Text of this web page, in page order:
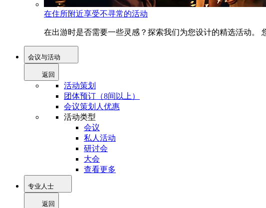
在住所附近享受不寻常的活动
在出游时是否需要一些灵感？探索我们为您设计的精选活动。
会议与活动
返回
活动策划
团体预订（8间以上）
会议策划人优惠
活动类型
会议
私人活动
研讨会
大会
查看更多
专业人士
返回